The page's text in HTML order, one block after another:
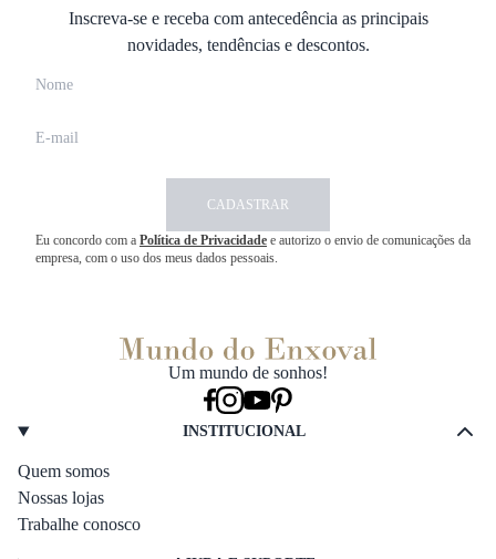
Inscreva-se e receba com antecedência as principais
novidades, tendências e descontos.
CADASTRAR
Eu concordo com a Política de Privacidade e autorizo o envio de comunicações da
empresa, com o uso dos meus dados pessoais.
Um mundo de sonhos!
INSTITUCIONAL
Quem somos
Nossas lojas
Trabalhe conosco